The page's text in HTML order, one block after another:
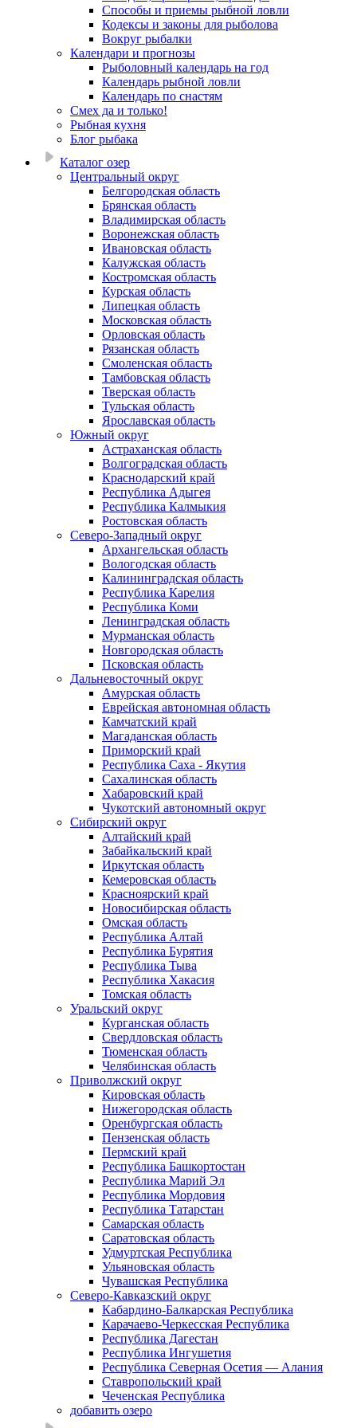
Способы и приемы рыбной ловли
Кодексы и законы для рыболова
Вокруг рыбалки
Календари и прогнозы
Рыболовный календарь на год
Календарь рыбной ловли
Календарь по снастям
Смех да и только!
Рыбная кухня
Блог рыбака
Каталог озер
Центральный округ
Белгородская область
Брянская область
Владимирская область
Воронежская область
Ивановская область
Калужская область
Костромская область
Курская область
Липецкая область
Московская область
Орловская область
Рязанская область
Смоленская область
Тамбовская область
Тверская область
Тульская область
Ярославская область
Южный округ
Астраханская область
Волгоградская область
Краснодарский край
Республика Адыгея
Республика Калмыкия
Ростовская область
Северо-Западный округ
Архангельская область
Вологодская область
Калининградская область
Республика Карелия
Республика Коми
Ленинградская область
Мурманская область
Новгородская область
Псковская область
Дальневосточный округ
Амурская область
Еврейская автономная область
Камчатский край
Магаданская область
Приморский край
Республика Саха - Якутия
Сахалинская область
Хабаровский край
Чукотский автономный округ
Сибирский округ
Алтайский край
Забайкальский край
Иркутская область
Кемеровская область
Красноярский край
Новосибирская область
Омская область
Республика Алтай
Республика Бурятия
Республика Тыва
Республика Хакасия
Томская область
Уральский округ
Курганская область
Свердловская область
Тюменская область
Челябинская область
Приволжский округ
Кировская область
Нижегородская область
Оренбургская область
Пензенская область
Пермский край
Республика Башкортостан
Республика Марий Эл
Республика Мордовия
Республика Татарстан
Самарская область
Саратовская область
Удмуртская Республика
Ульяновская область
Чувашская Республика
Северо-Кавказский округ
Кабардино-Балкарская Республика
Карачаево-Черкесская Республика
Республика Дагестан
Республика Ингушетия
Республика Северная Осетия — Алания
Ставропольский край
Чеченская Республика
добавить озеро